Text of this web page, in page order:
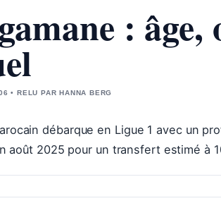
:
• RELU PAR HANNA BERG
débarque en Ligue 1 avec un
août 2025 pour un transfert estimé à